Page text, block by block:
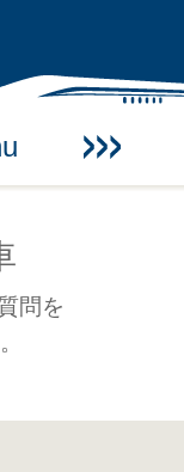
問を
乗車
案内